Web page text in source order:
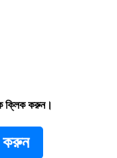
ক্লিক করুন।
করুন